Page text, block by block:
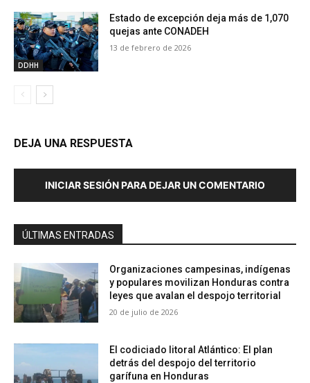
DDHH
Estado de excepción deja más de 1,070
quejas ante CONADEH
13 de febrero de 2026
DEJA UNA RESPUESTA
INICIAR SESIÓN PARA DEJAR UN COMENTARIO
ÚLTIMAS ENTRADAS
Organizaciones campesinas, indígenas
y populares movilizan Honduras contra
leyes que avalan el despojo territorial
20 de julio de 2026
El codiciado litoral Atlántico: El plan
detrás del despojo del territorio
garífuna en Honduras